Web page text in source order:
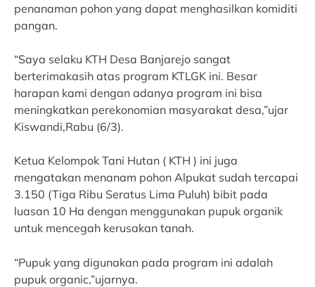
penanaman pohon yang dapat menghasilkan komiditi
pangan.
“Saya selaku KTH Desa Banjarejo sangat
berterimakasih atas program KTLGK ini. Besar
harapan kami dengan adanya program ini bisa
meningkatkan perekonomian masyarakat desa,”ujar
Kiswandi,Rabu (6/3).
Ketua Kelompok Tani Hutan ( KTH ) ini juga
mengatakan menanam pohon Alpukat sudah tercapai
3.150 (Tiga Ribu Seratus Lima Puluh) bibit pada
luasan 10 Ha dengan menggunakan pupuk organik
untuk mencegah kerusakan tanah.
“Pupuk yang digunakan pada program ini adalah
pupuk organic,”ujarnya.